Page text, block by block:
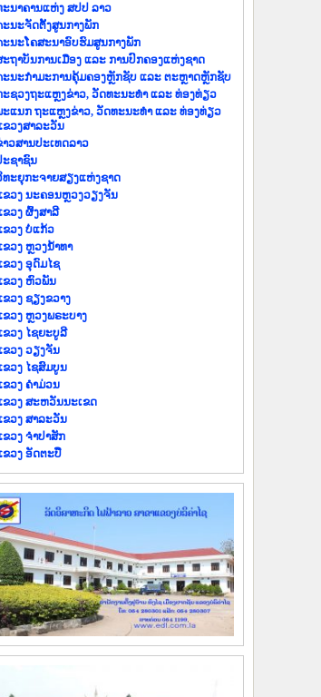
ະນາຄານແຫ່ງ ສປປ ລາວ
ະນະຈັດຕັ້ງສູນກາງພັກ
ະນະໂຄສະນາອົບຮົມສູນກາງພັກ
ະຖາບັນການເມືອງ ແລະ ການປົກຄອງແຫ່ງຊາດ
ະນະ​ກຳມະການ​ຄຸ້ມ​ຄອງ​ຫຼັກ​ຊັບ ແລະ ຕະຫຼາດຫຼັກຊັບ
ະຊວງຖະແຫຼງຂ່າວ, ວັດທະນະທຳ ແລະ ທ່ອງທ່ຽວ
ະແນກ ຖະແຫຼງຂ່າວ, ວັດທະນະທຳ ແລະ ທ່ອງທ່ຽວ
ຂວງສາລະວັນ
າວ​ສານ​ປະ​ເທດ​ລາວ
ະ​ຊາ​ຊົນ
ທະຍຸກະຈາຍສຽງແຫ່ງຊາດ
ຂວງ ນະ​ຄອນຫຼວງວຽງ​ຈັນ
ຂວງ ຜົ້ງ​ສາ​ລີ
ຂວງ ບໍ່​ແກ້ວ
ຂວງ ຫຼວງນໍ້າທາ
ຂວງ ອຸດົມໄຊ
ຂວງ ຫົວພັນ
ຂວງ ຊຽງຂວາງ
ຂວງ ຫຼວງພຣະບາງ
ຂວງ ໄຊຍະບູລີ
ຂວງ ວຽງຈັນ
ຂວງ ໄຊສົມບູນ
ຂວງ ຄຳມ່ວນ
ຂວງ ສະຫວັນນະເຂດ
ຂວງ ສາລະວັນ
ຂວງ ຈຳປາສັກ
ຂວງ ອັດຕະປື